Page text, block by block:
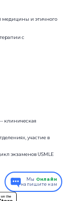
медицины и этичного
с
клиническая
участие в
экзаменов USMLE
Мы Онлайн
напишите нам